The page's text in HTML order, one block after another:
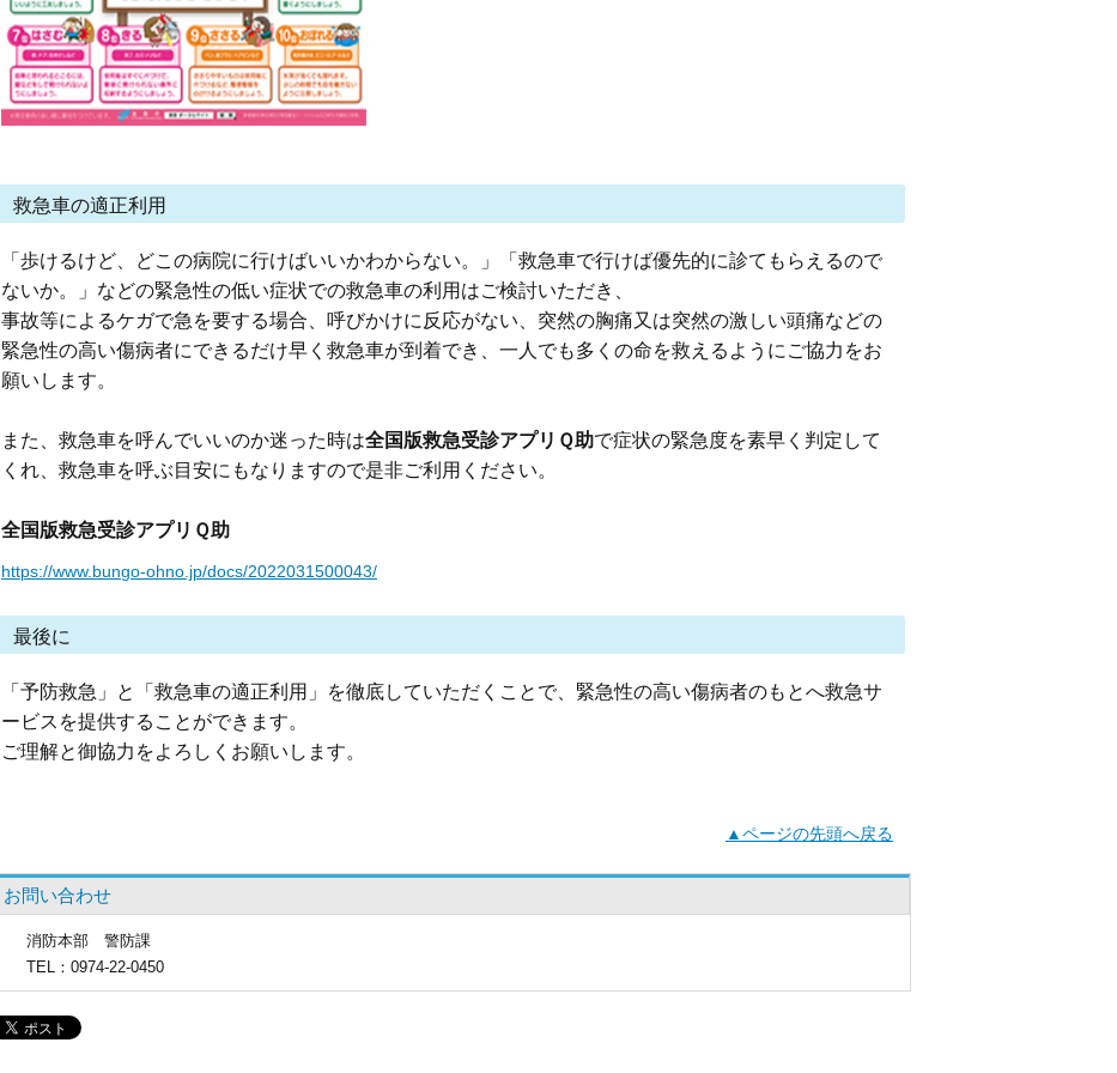
救急車の適正利用
「歩けるけど、どこの病院に行けばいいかわからない。」「救急車で行けば優先的に診てもらえるので
ないか。」などの緊急性の低い症状での救急車の利用はご検討いただき、
事故等によるケガで急を要する場合、呼びかけに反応がない、突然の胸痛又は突然の激しい頭痛などの
緊急性の高い傷病者にできるだけ早く救急車が到着でき、一人でも多くの命を救えるようにご協力をお
願いします。
また、救急車を呼んでいいのか迷った時は全国版救急受診アプリＱ助で症状の緊急度を素早く判定して
くれ、救急車を呼ぶ目安にもなりますので是非ご利用ください。
全国版救急受診アプリＱ助
https://www.bungo-ohno.jp/docs/2022031500043/
最後に
「予防救急」と「救急車の適正利用」を徹底していただくことで、緊急性の高い傷病者のもとへ救急サ
ービスを提供することができます。
ご理解と御協力をよろしくお願いします。
▲ページの先頭へ戻る
お問い合わせ
消防本部
警防課
TEL ：0974-22-0450